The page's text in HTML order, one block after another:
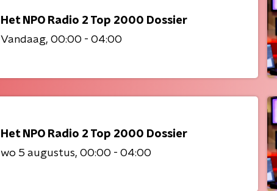
Het NPO Radio 2 Top 2000 Dossier
Vandaag 00:00 - 04:00
Het NPO Radio 2 Top 2000 Dossier
wo 5 augustus 00:00 - 04:00